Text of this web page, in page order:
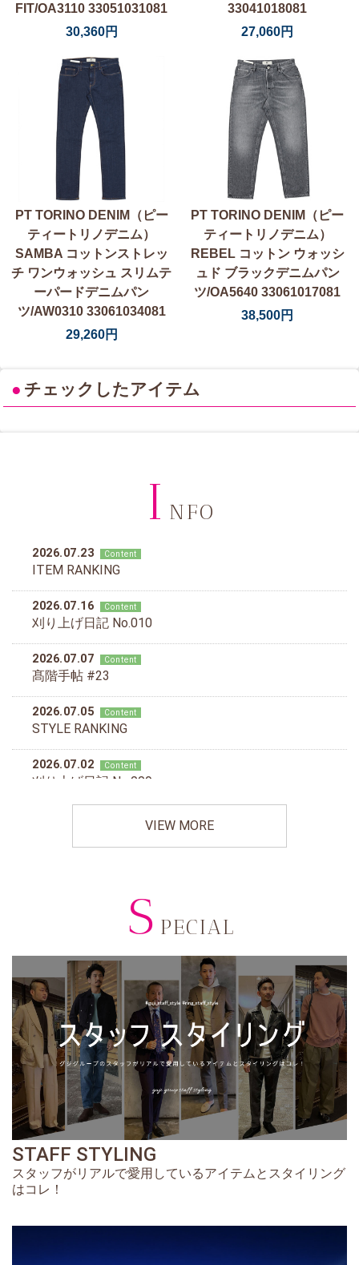
FIT/OA3110 33051031081
30,360円
33041018081
27,060円
PT TORINO DENIM（ピー
ティートリノデニム）
SAMBA コットンストレッ
チ ワンウォッシュ スリムテ
ーパードデニムパン
ツ/AW0310 33061034081
29,260円
PT TORINO DENIM（ピー
ティートリノデニム）
REBEL コットン ウォッシ
ュド ブラックデニムパン
ツ/OA5640 33061017081
38,500円
● チェックしたアイテム
I NFO
VIEW MORE
S PECIAL
STAFF STYLING
スタッフがリアルで愛用しているアイテムとスタイリング
はコレ！